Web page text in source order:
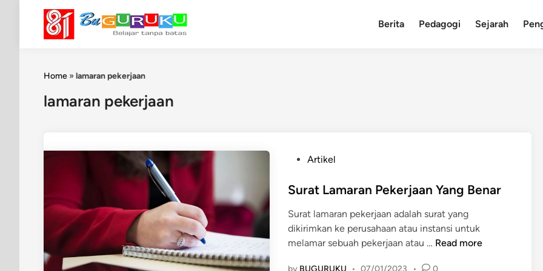
content
Berita Pedagogi Sejarah
Home » lamaran pekerjaan
lamaran pekerjaan
s
e
d
i
Artikel
Surat Lamaran Pekerjaan Yang Benar
Surat lamaran pekerjaan adalah surat yang
dikirimkan ke perusahaan atau instansi untuk
melamar sebuah pekerjaan atau … S
Read more